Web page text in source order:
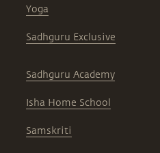
Yoga
Sadhguru Exclusive
Sadhguru Academy
Isha Home School
Samskriti